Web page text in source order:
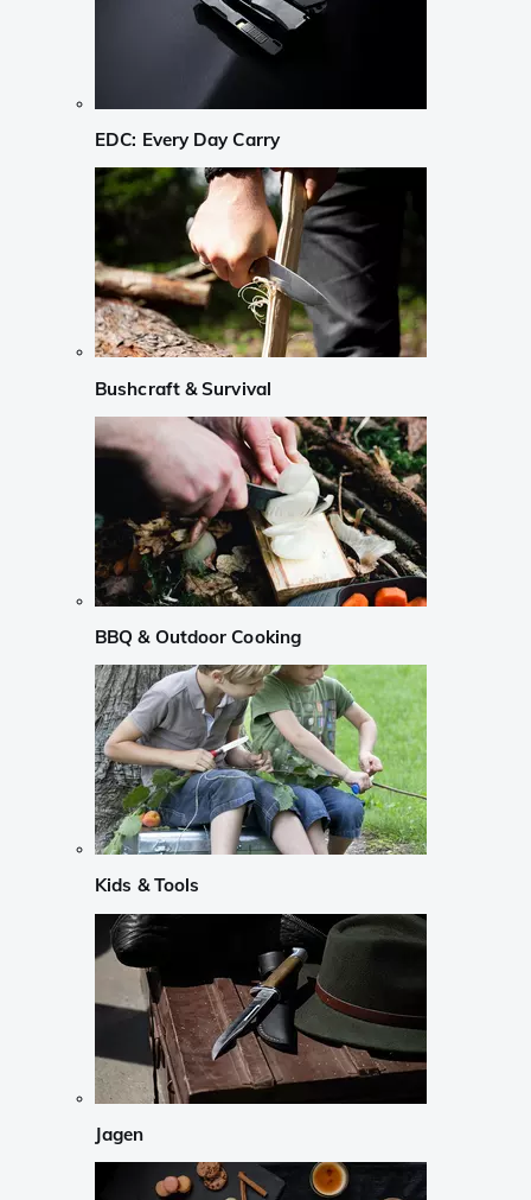
EDC: Every Day Carry
Bushcraft & Survival
BBQ & Outdoor Cooking
Kids & Tools
Jagen